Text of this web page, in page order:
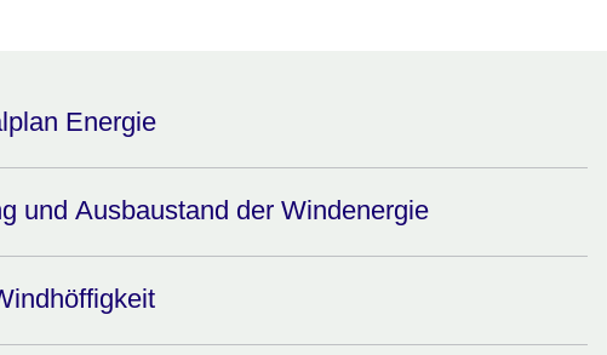
Energie
und Ausbaustand der Windenergie